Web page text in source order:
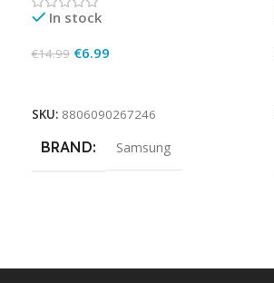
In stock
€14.99 €6.99
SKU: 8806090267246
BRAND Samsung